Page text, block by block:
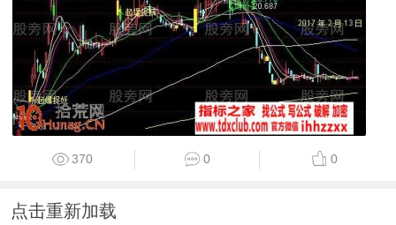
370 0 0
点击重新加载